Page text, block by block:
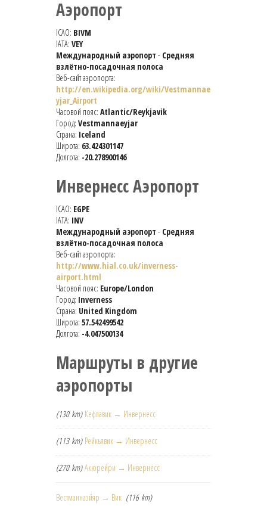
Аэропорт
ICAO: BIVM
IATA: VEY
Международный аэропорт - Средняя
взлётно-посадочная полоса
Веб-сайт аэропорта:
http://en.wikipedia.org/wiki/Vestmannae
yjar_Airport
Часовой пояс: Atlantic/Reykjavik
Город: Vestmannaeyjar
Страна: Iceland
Широта: 63.424301147
Долгота: -20.278900146
Инвернесс Аэропорт
ICAO: EGPE
IATA: INV
Международный аэропорт - Средняя
взлётно-посадочная полоса
Веб-сайт аэропорта:
http://www.hial.co.uk/inverness-
airport.html
Часовой пояс: Europe/London
Город: Inverness
Страна: United Kingdom
Широта: 57.542499542
Долгота: -4.047500134
Маршруты в другие
аэропорты
(130 km) Кефлавик → Инвернесс
(113 km) Рейкьявик → Инвернесс
(270 km) Акюрейри → Инвернесс
Вестманнаэйяр → Вик (116 km)